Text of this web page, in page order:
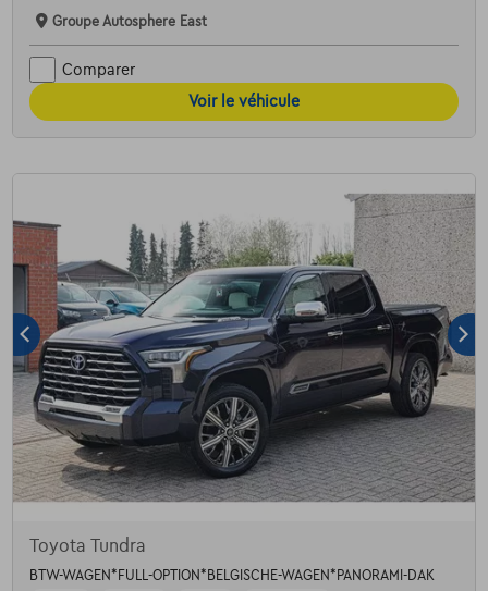
Groupe Autosphere East
Comparer
Voir le véhicule
Toyota Tundra
BTW-WAGEN*FULL-OPTION*BELGISCHE-WAGEN*PANORAMI-DAK